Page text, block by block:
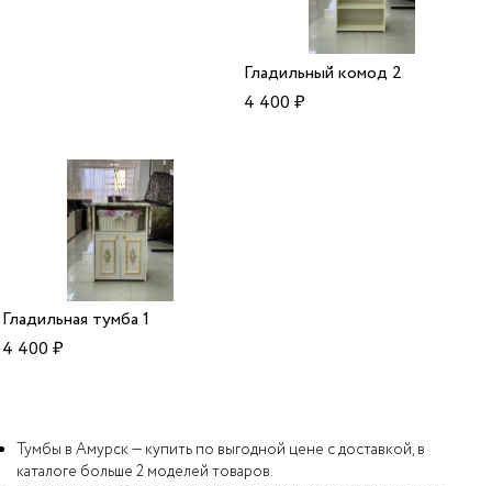
Гладильный комод 2
4 400₽
Гладильная тумба 1
4 400₽
Тумбы в Амурск — купить по выгодной цене с доставкой, в
каталоге больше 2 моделей товаров.